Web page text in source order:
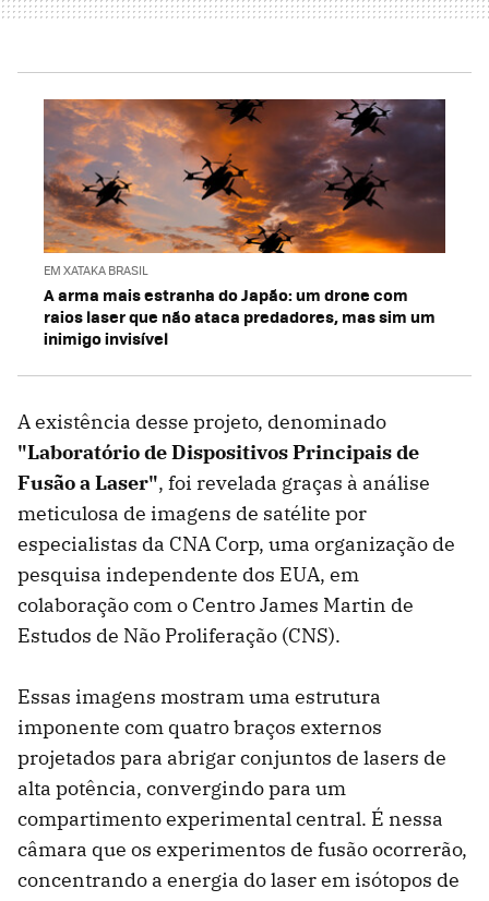
EM XATAKA BRASIL
A arma mais estranha do Japão: um drone com
raios laser que não ataca predadores, mas sim um
inimigo invisível
A existência desse projeto, denominado
"Laboratório de Dispositivos Principais de
Fusão a Laser", foi revelada graças à análise
meticulosa de imagens de satélite por
especialistas da CNA Corp, uma organização de
pesquisa independente dos EUA, em
colaboração com o Centro James Martin de
Estudos de Não Proliferação (CNS).
Essas imagens mostram uma estrutura
imponente com quatro braços externos
projetados para abrigar conjuntos de lasers de
alta potência, convergindo para um
compartimento experimental central. É nessa
câmara que os experimentos de fusão ocorrerão,
concentrando a energia do laser em isótopos de